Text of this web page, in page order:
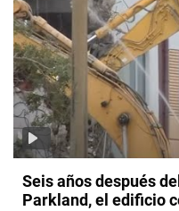
Seis años después
Parkland, el edificio